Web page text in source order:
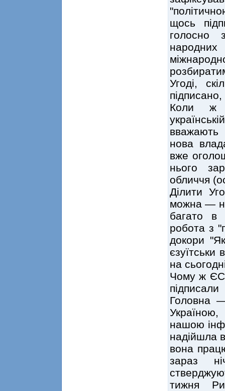
щось
голосно
народних
Угоді,
Коли ж
нова
вже
нього
обличчя
Ділити
можна —
багато в
робота з
докори
єзуїтськи
на
Чому ж ЄС
Головна
нашою
надійшла
вона
зараз
тижня